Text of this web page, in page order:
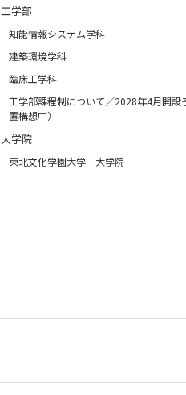
工学部
知能情報システム学科
建築環境学科
臨床工学科
工学部課程制について／2028年4月開設
置構想中）
大学院
東北文化学園大学 大学院